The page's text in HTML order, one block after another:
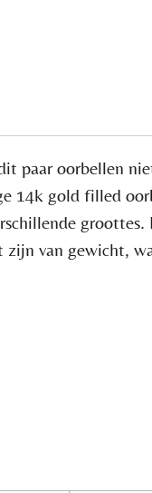
paar oorbellen
14k gold filled
van gewicht,